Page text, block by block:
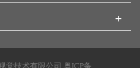
+
觉技术有限公司 粤ICP备